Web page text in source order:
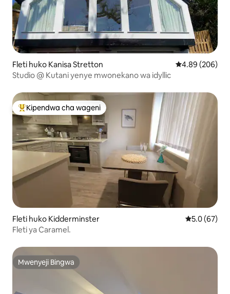
Fleti huko Kanisa Stretton Ukadiriaji wa
4.89 (206)
Studio @ Kutani yenye mwonekano wa idyllic
Kipendwa maarufu cha wageni
Kipendwa cha wageni
Fleti huko Kidderminster Ukadiriaji
5.0 (67)
Fleti ya Caramel.
Mwenyeji Bingwa
Mwenyeji Bingwa